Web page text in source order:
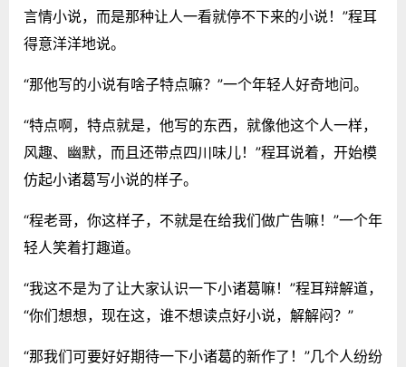
言情小说，而是那种让人一看就停不下来的小说！”程耳
得意洋洋地说。
“那他写的小说有啥子特点嘛？”一个年轻人好奇地问。
“特点啊，特点就是，他写的东西，就像他这个人一样，
风趣、幽默，而且还带点四川味儿！”程耳说着，开始模
仿起小诸葛写小说的样子。
“程老哥，你这样子，不就是在给我们做广告嘛！”一个年
轻人笑着打趣道。
“我这不是为了让大家认识一下小诸葛嘛！”程耳辩解道，
“你们想想，现在这，谁不想读点好小说，解解闷？”
“那我们可要好好期待一下小诸葛的新作了！”几个人纷纷